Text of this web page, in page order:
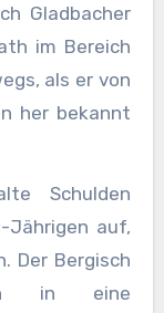
Gladbacher
im Bereich
als er von
her bekannt
Schulden
Jährigen auf,
Der Bergisch
in eine